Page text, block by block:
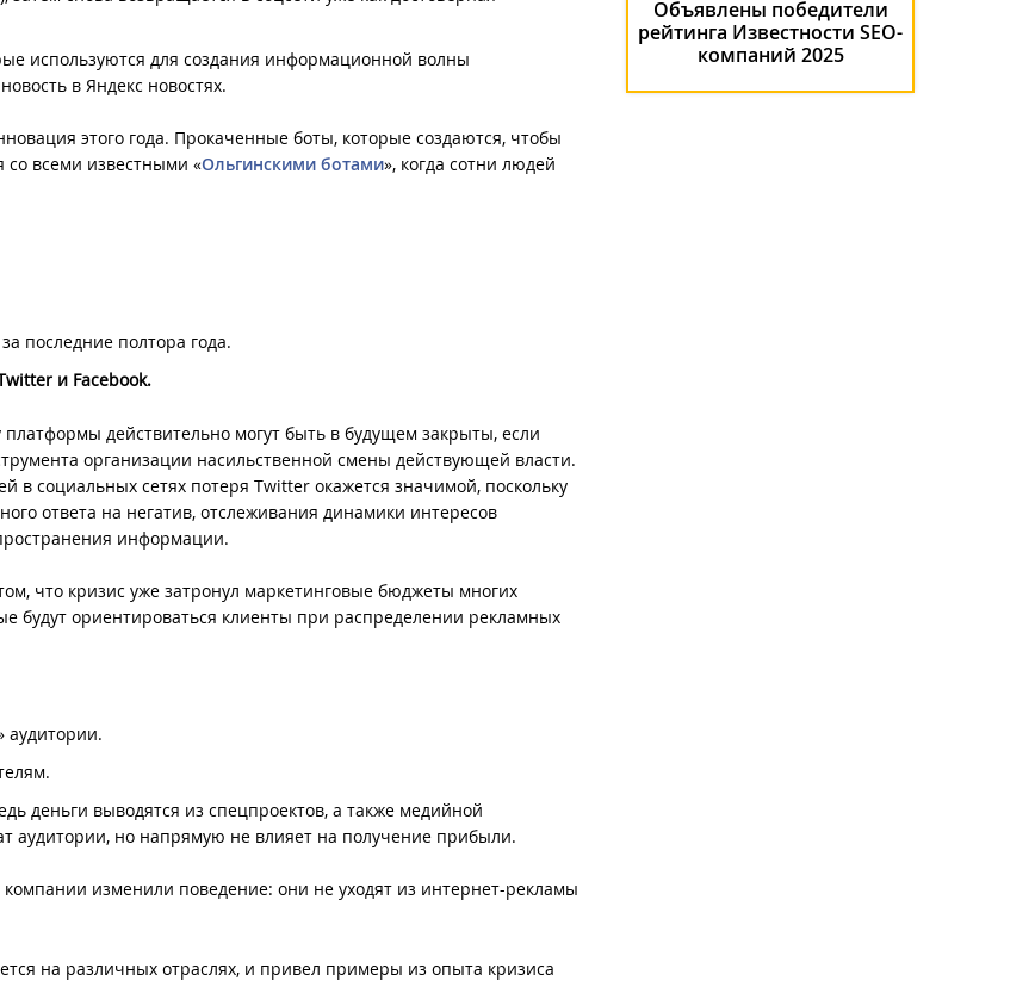
используются для создания информационной волны
в Яндекс новостях.
этого года. Прокаченные боты, которые создаются, чтобы
со всеми известными «Ольгинскими ботами», когда сотни людей
последние полтора года.
и Facebook.
действительно могут быть в будущем закрыты, если
организации насильственной смены действующей власти.
в социальных сетях потеря Twitter окажется значимой, поскольку
ответа на негатив, отслеживания динамики интересов
информации.
что кризис уже затронул маркетинговые бюджеты многих
будут ориентироваться клиенты при распределении рекламных
аудитории.
деньги выводятся из спецпроектов, а также медийной
аудитории, но напрямую не влияет на получение прибыли.
изменили поведение: они не уходят из интернет-рекламы
на различных отраслях, и привел примеры из опыта кризиса
Объявлены победители
рейтинга Известности SEO-
компаний 2025